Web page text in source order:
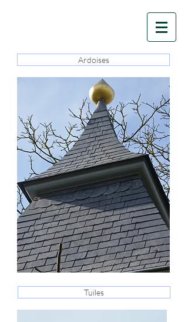
Ardoises
Tuiles